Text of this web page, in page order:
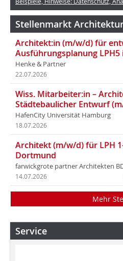
Stellenmarkt
Architekt:in (m/w/d) für
Ausführungsplanung
Henke & Partner
22.07.2026
Wiss. Mitarbeiter:in –
Städtebaulicher Entwurf
HafenCity Universität Hamburg
18.07.2026
Architekt (m/w/d) für LPH
Dortmund
farwickgrote partner Architekten
14.07.2026
Mehr
Service